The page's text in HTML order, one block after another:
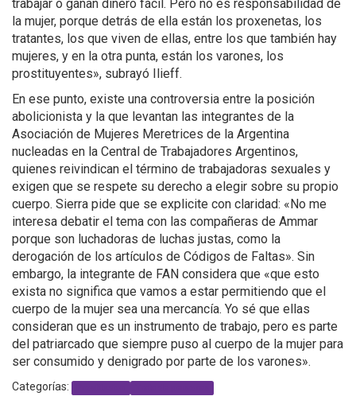
trabajar o ganan dinero fácil. Pero no es responsabilidad de
la mujer, porque detrás de ella están los proxenetas, los
tratantes, los que viven de ellas, entre los que también hay
mujeres, y en la otra punta, están los varones, los
prostituyentes», subrayó Ilieff.
En ese punto, existe una controversia entre la posición
abolicionista y la que levantan las integrantes de la
Asociación de Mujeres Meretrices de la Argentina
nucleadas en la Central de Trabajadores Argentinos,
quienes reivindican el término de trabajadoras sexuales y
exigen que se respete su derecho a elegir sobre su propio
cuerpo. Sierra pide que se explicite con claridad: «No me
interesa debatir el tema con las compañeras de Ammar
porque son luchadoras de luchas justas, como la
derogación de los artículos de Códigos de Faltas». Sin
embargo, la integrante de FAN considera que «que esto
exista no significa que vamos a estar permitiendo que el
cuerpo de la mujer sea una mercancía. Yo sé que ellas
consideran que es un instrumento de trabajo, pero es parte
del patriarcado que siempre puso al cuerpo de la mujer para
ser consumido y denigrado por parte de los varones».
Categorías: